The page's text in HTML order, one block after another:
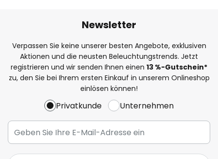
Newsletter
Verpassen Sie keine unserer besten Angebote, exklusiven
Aktionen und die neusten Beleuchtungstrends. Jetzt
registrieren und wir senden Ihnen einen 13 %-Gutschein*
zu, den Sie bei Ihrem ersten Einkauf in unserem Onlineshop
einlösen können!
Privatkunde Unternehmen